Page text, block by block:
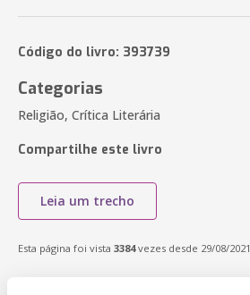
Código do livro: 393739
Categorias
Religião, Crítica Literária
Compartilhe este livro
Leia um trecho
Esta página foi vista 3384vezes desde 29/08/2021